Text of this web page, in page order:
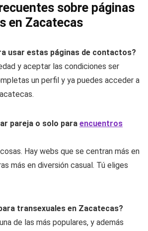
sobre páginas
en Zacatecas
usar estas páginas de contactos?
y aceptar las condiciones ser
un perfil y ya puedes acceder a
pareja o solo para encuentros
Hay webs que se centran más en
más en diversión casual. Tú eliges
transexuales en Zacatecas?
de las más populares, y además